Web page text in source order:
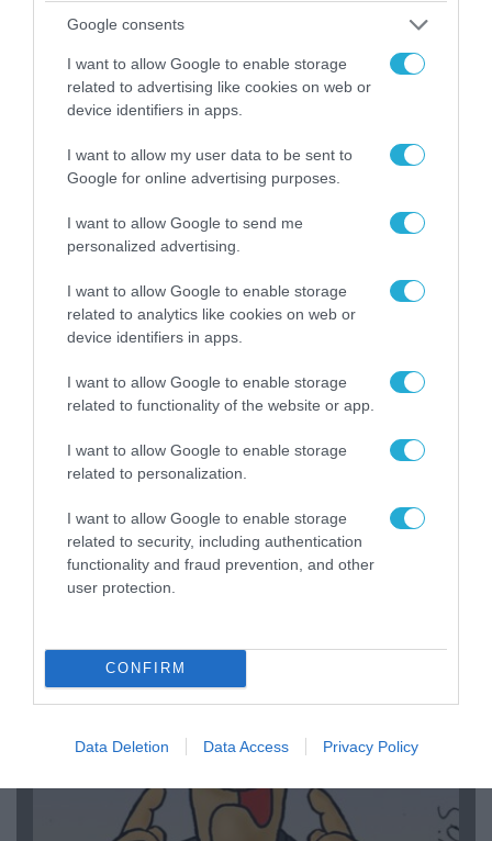
Google consents
I want to allow Google to enable storage
related to advertising like cookies on web or
device identifiers in apps.
I want to allow my user data to be sent to
Google for online advertising purposes.
I want to allow Google to send me
personalized advertising.
I want to allow Google to enable storage
related to analytics like cookies on web or
device identifiers in apps.
I want to allow Google to enable storage
related to functionality of the website or app.
I want to allow Google to enable storage
related to personalization.
I want to allow Google to enable storage
related to security, including authentication
functionality and fraud prevention, and other
user protection.
CONFIRM
Data Deletion Data Access Privacy Policy
07.08.2026 | 20:02
Ο Γιάννης Αλαφούζος «τέλειωσε» τον
Κωνσταντίνο Ζούλα από τον ΣΚΑΪ – Ο λόγος της
06.08.2026 | 14:02
«Επιχείρηση ελεύθερα πεζοδρόμια» στην
Αθήνα: Απομακρύνθηκαν παράνομα
αντικείμενα από κοινόχρηστους χώρους